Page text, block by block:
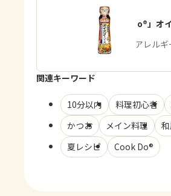
「Cook Do®」オ
商品・アレルギ
関連キーワード
10分以内 料理初心者
かつお
メイン料理
夏レシピ
Cook Do®